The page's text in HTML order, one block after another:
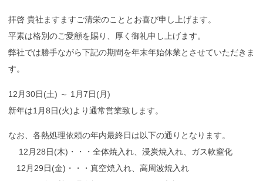
拝啓 貴社ますますご清栄のこととお喜び申し上げます。
平素は格別のご愛顧を賜り、厚く御礼申し上げます。
弊社では勝手ながら下記の期間を年末年始休業とさせていただきま
す。
12月30日(土) ～ 1月7日(月)
新年は1月8日(火)より通常営業致します。
なお、各熱処理依頼の年内最終日は以下の通りとなります。
12月28日(木)・・・全体焼入れ、浸炭焼入れ、ガス軟窒化
12月29日(金)・・・真空焼入れ、高周波焼入れ